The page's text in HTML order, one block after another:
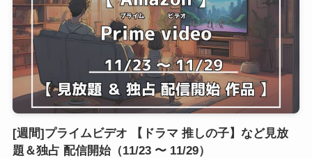
[週間]プライムビデオ 【ドラマ 推しの子】など見放
題＆独占 配信開始（11/23 〜 11/29）